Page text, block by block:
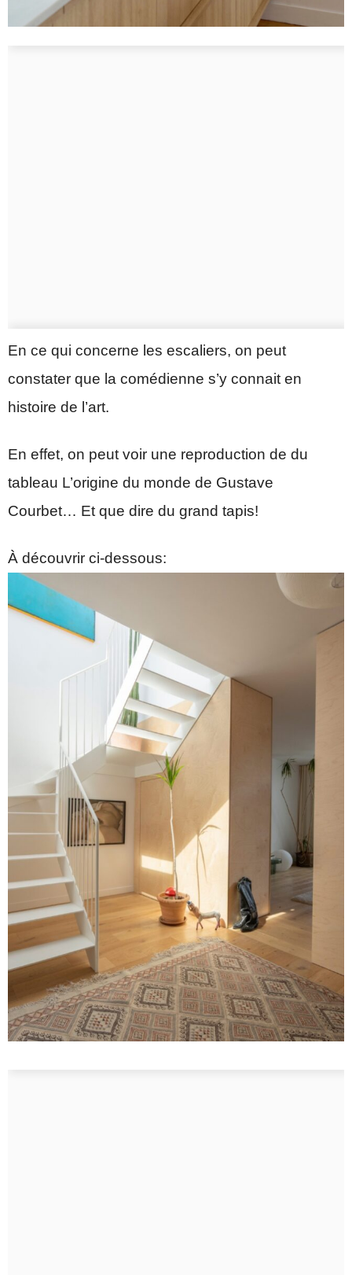
En ce qui concerne les escaliers, on peut
constater que la comédienne s’y connait en
histoire de l’art.
En effet, on peut voir une reproduction de du
tableau L’origine du monde de Gustave
Courbet… Et que dire du grand tapis!
À découvrir ci-dessous: